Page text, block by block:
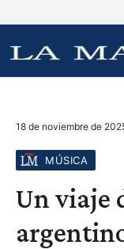
18 de noviembre de
MÚSICA
Un viaje